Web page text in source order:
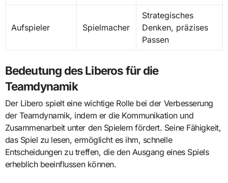
Aufspieler Spielmacher
Strategisches
Denken, präzises
Passen
Bedeutung des Liberos für die
Teamdynamik
Der Libero spielt eine wichtige Rolle bei der Verbesserung
der Teamdynamik, indem er die Kommunikation und
Zusammenarbeit unter den Spielern fördert. Seine Fähigkeit,
das Spiel zu lesen, ermöglicht es ihm, schnelle
Entscheidungen zu treffen, die den Ausgang eines Spiels
erheblich beeinflussen können.